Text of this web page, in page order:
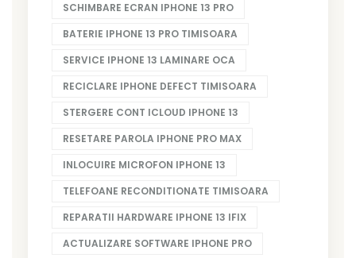
SCHIMBARE ECRAN IPHONE 13 PRO
BATERIE IPHONE 13 PRO TIMISOARA
SERVICE IPHONE 13 LAMINARE OCA
RECICLARE IPHONE DEFECT TIMISOARA
STERGERE CONT ICLOUD IPHONE 13
RESETARE PAROLA IPHONE PRO MAX
INLOCUIRE MICROFON IPHONE 13
TELEFOANE RECONDITIONATE TIMISOARA
REPARATII HARDWARE IPHONE 13 IFIX
ACTUALIZARE SOFTWARE IPHONE PRO